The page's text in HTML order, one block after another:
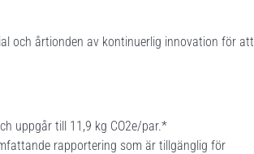
och årtionden av kontinuerlig innovation för att
uppgår till 11,9 kg CO2e/par.*
rapportering som är tillgänglig för